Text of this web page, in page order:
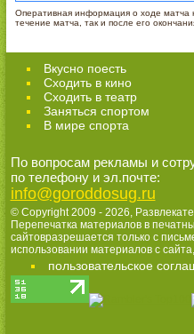
Оперативная информация о ходе матча
течение матча, так и после его
Вкусно поесть
Сходить в кино
Cходить в театр
Заняться спортом
В мире спорта
По вопросам рекламы и
по телефону и эл.почте:
info@goroddosug.ru
© Copyright 2009 - 2026,
Перепечатка материалов в
сайтовразрешается только с
использовании материалов с
пользовательское